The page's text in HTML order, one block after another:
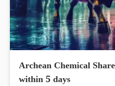
Archean Chemical
within 5 days